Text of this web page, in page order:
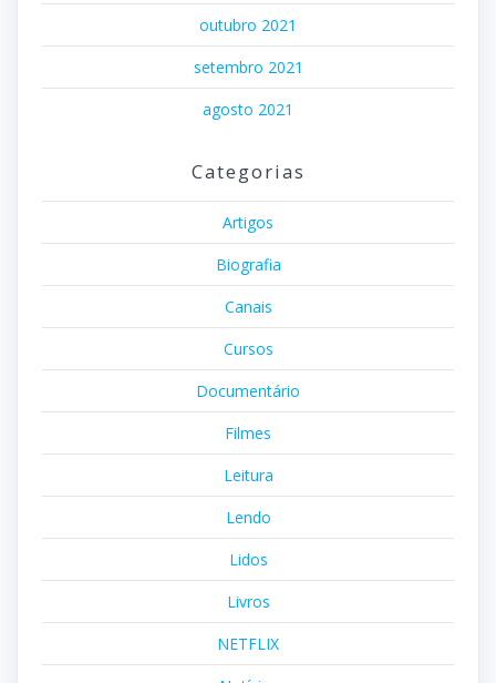
outubro 2021
setembro 2021
agosto 2021
Categorias
Artigos
Biografia
Canais
Cursos
Documentário
Filmes
Leitura
Lendo
Lidos
Livros
NETFLIX